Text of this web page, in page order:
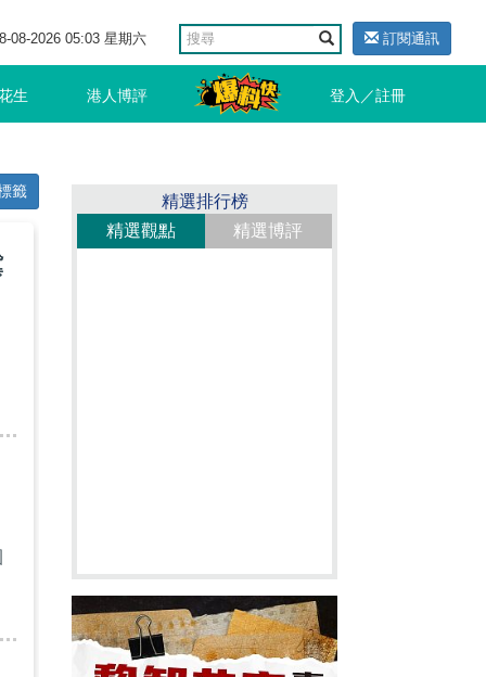
08-2026 05:03 星期六 訂閱通訊
生 港人博評 登入／註冊
籤
精選排行榜
精選觀點
精選博評